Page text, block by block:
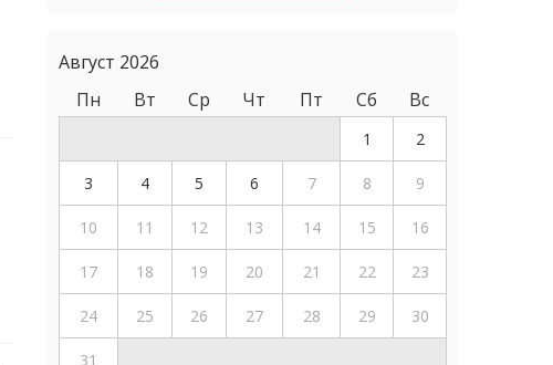
Август 2026
Пн
Вт Ср Чт Пт Сб Вс
1 2
3 4 5 6 7 8 9
10 11 12 13 14 15 16
17 18 19 20 21 22 23
24 25 26 27 28 29 30
31